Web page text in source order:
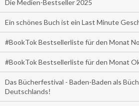
Die Medien-Bestseller 2025
Ein schönes Buch ist ein Last Minute
#BookTok Bestsellerliste für den Monat
#BookTok Bestsellerliste für den Monat
Das Bücherfestival - Baden-Baden als
Deutschlands!